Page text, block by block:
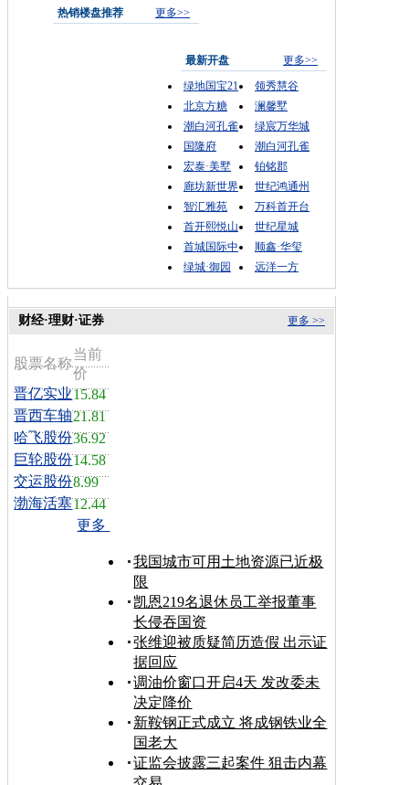
热销楼盘推荐 更多>>
最新开盘
更多>>
绿地国宝21
领秀慧谷
北京方糖
澜馨墅
潮白河孔雀
绿宸万华城
国隆府
潮白河孔雀
宏泰·美墅
铂铭郡
廊坊新世界
世纪鸿通州
智汇雅苑
万科首开台
首开熙悦山
世纪星城
首城国际中
顺鑫·华玺
绿城·御园
远洋一方
更多 >>
财经·理财·证券
股票名称
当前
价
晋亿实业15.84
晋西车轴21.81
哈飞股份36.92
巨轮股份14.58
交运股份8.99
渤海活塞12.44
更多
我国城市可用土地资源已近极
限
凯恩219名退休员工举报董事
长侵吞国资
张维迎被质疑简历造假 出示证
据回应
调油价窗口开启4天 发改委未
决定降价
新鞍钢正式成立 将成钢铁业全
国老大
证监会披露三起案件 狙击内幕